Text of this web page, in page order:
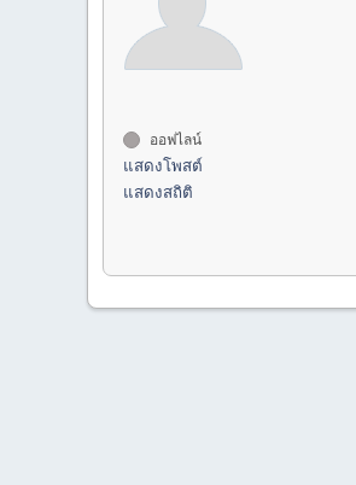
ออฟไลน์
แสดงโพสต์
แสดงสถิติ